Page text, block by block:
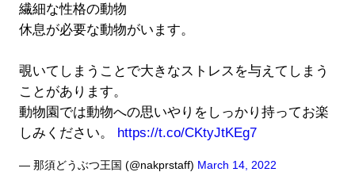
繊細な性格の動物
休息が必要な動物がいます。
覗いてしまうことで大きなストレスを与えてしまう
ことがあります。
動物園では動物への思いやりをしっかり持ってお楽
しみください。 https://t.co/CKtyJtKEg7
— 那須どうぶつ王国 (@nakprstaff) March 14, 2022